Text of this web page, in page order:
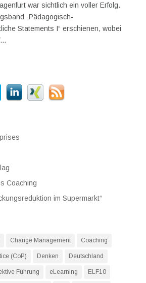
war sichtlich ein voller Erfolg.
„Pädagogisch-
Statements I“ erschienen, wobei
Coaching
im Supermarkt“
Change Management Coaching
(CoP) Denken Deutschland
Führung eLearning ELF10